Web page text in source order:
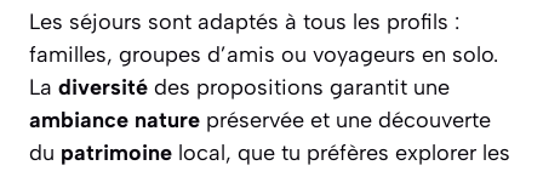
Les séjours sont adaptés à tous les profils :
familles, groupes d’amis ou voyageurs en solo.
La diversité des propositions garantit une
ambiance nature préservée et une découverte
du patrimoine local, que tu préfères explorer les